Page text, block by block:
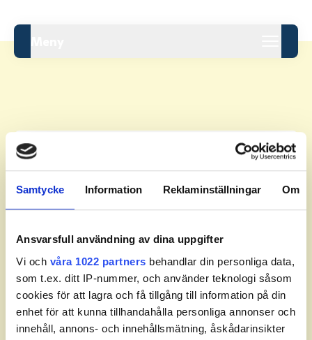
Samtycke Information Reklaminställningar Om
Ansvarsfull användning av dina uppgifter
Vi och våra 1022 partners behandlar din personliga data,
som t.ex. ditt IP-nummer, och använder teknologi såsom
cookies för att lagra och få tillgång till information på din
enhet för att kunna tillhandahålla personliga annonser och
innehåll, annons- och innehållsmätning, åskådarinsikter
Leaderboard.
Pos Namn